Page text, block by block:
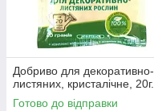
Добриво для декоративно-
листяних, кристалічне, 20г.
Готово до відправки